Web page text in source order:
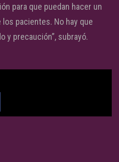
para que puedan hacer un
pacientes. No hay que
y precaución”, subrayó.